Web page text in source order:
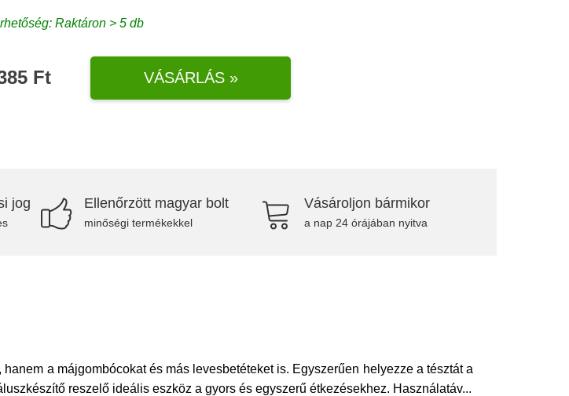
Raktáron > 5 db
Ft VÁSÁRLÁS »
jog Ellenőrzött magyar bolt
minőségi termékekkel
Vásároljon bármikor
a nap 24 órájában nyitva
a májgombócokat és más levesbetéteket is. Egyszerűen helyezze a tésztát a
reszelő ideális eszköz a gyors és egyszerű étkezésekhez. Használatáv...